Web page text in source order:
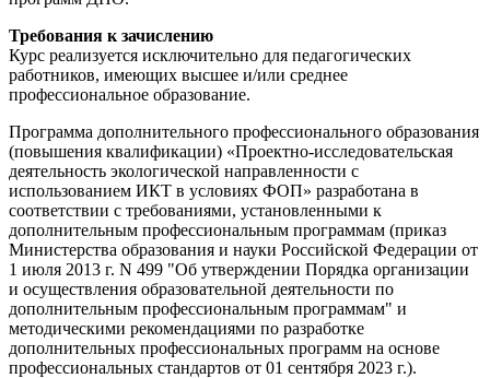
Требования к зачислению
Курс реализуется исключительно для педагогических
работников, имеющих высшее и/или среднее
профессиональное образование.
Программа дополнительного профессионального образования
(повышения квалификации) «Проектно-исследовательская
деятельность экологической направленности с
использованием ИКТ в условиях ФОП» разработана в
соответствии с требованиями, установленными к
дополнительным профессиональным программам (приказ
Министерства образования и науки Российской Федерации от
1 июля 2013 г. N 499 "Об утверждении Порядка организации
и осуществления образовательной деятельности по
дополнительным профессиональным программам" и
методическими рекомендациями по разработке
дополнительных профессиональных программ на основе
профессиональных стандартов от 01 сентября 2023 г.).